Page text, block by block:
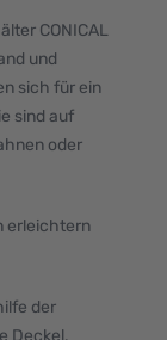
CONICAL
und
sich für ein
sind auf
oder
erleichtern
der
Deckel.